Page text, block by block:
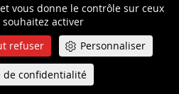
vous donne le contrôle sur ceux
activer
refuser Personnaliser
de confidentialité
de la Cour de cassation sur les
sociaux.
ShareShare